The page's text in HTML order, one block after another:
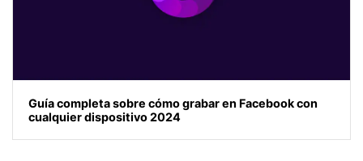
Guía completa sobre cómo grabar en Facebook con
cualquier dispositivo 2024